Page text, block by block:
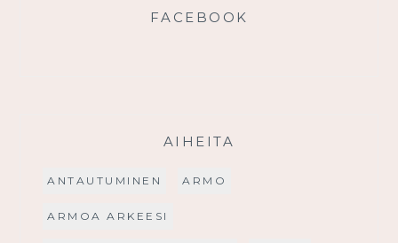
FACEBOOK
AIHEITA
ANTAUTUMINEN ARMO
ARMOA ARKEESI